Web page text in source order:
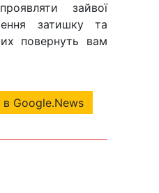
зайвої
затишку та
повернуть вам
в Google.News